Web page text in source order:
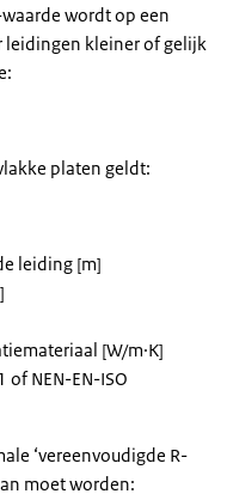
wordt op een
leidingen kleiner of gelijk
platen geldt:
leiding [m]
[W/m·K]
NEN-EN-ISO
‘vereenvoudigde R-
moet worden: